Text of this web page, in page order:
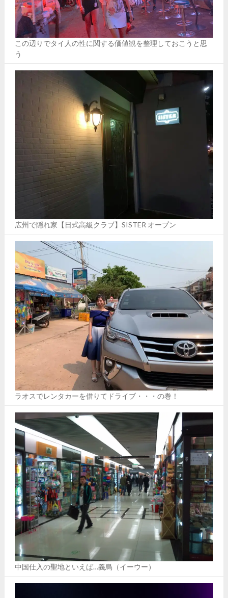
この辺りでタイ人の性に関する価値観を整理しておこうと思
う
広州で隠れ家【日式高級クラブ】SISTER オープン
ラオスでレンタカーを借りてドライブ・・・の巻！
中国仕入の聖地といえば…義烏（イーウー）